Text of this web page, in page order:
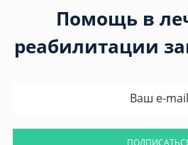
Помощь в
реабилитации